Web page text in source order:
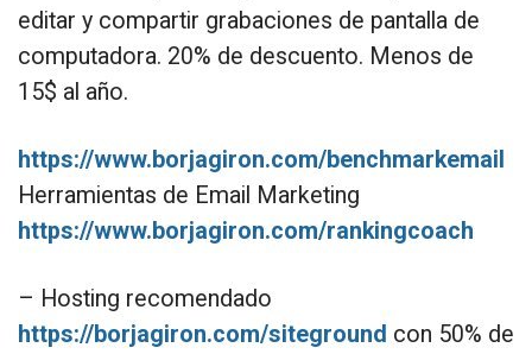
editar y compartir grabaciones de pantalla de
computadora. 20% de descuento. Menos de
15$ al año.
https://www.borjagiron.com/benchmarkemail
Herramientas de Email Marketing
https://www.borjagiron.com/rankingcoach
– Hosting recomendado
https://borjagiron.com/siteground con 50% de